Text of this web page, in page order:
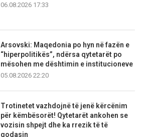
06.08.2026 17:33
Arsovski: Maqedonia po hyn në fazën e
“hiperpolitikës”, ndërsa qytetarët po
mësohen me dështimin e institucioneve
05.08.2026 22:20
Trotinetet vazhdojnë të jenë kërcënim
për këmbësorët! Qytetarët ankohen se
vozisin shpejt dhe ka rrezik të të
godasin